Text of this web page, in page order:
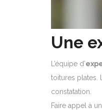
Une
L’équipe d’
toitures plates.
constatation.
Faire appel à